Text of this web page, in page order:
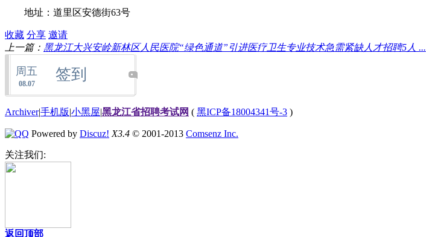
地址：道里区安德街63号
收藏 分享 邀请
上一篇： 黑龙江大兴安岭新林区人民医院“绿色通道”引进医疗卫生专业技术急需紧缺人才招聘5人 ...
周五
08.07
签到
Archiver|手机版|小黑屋|黑龙江省招聘考试网 ( 黑ICP备18004341号-3 )
Powered by Discuz! X3.4 © 2001-2013 Comsenz Inc.
关注我们:
返回顶部